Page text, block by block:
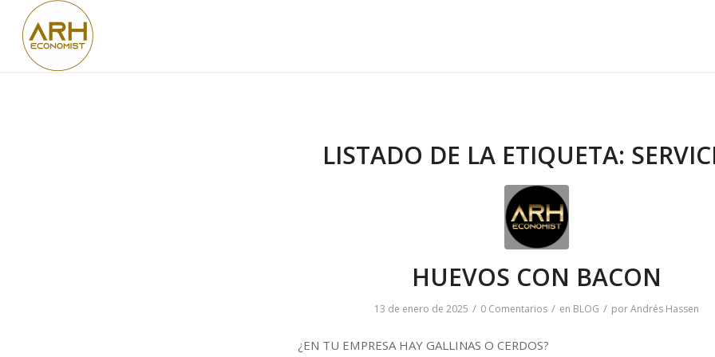
LISTADO DE LA ETIQUETA:
HUEVOS CON BACON
13 de enero de 2025 / 0 Comentarios / en BLOG / porAndrés Hassen
¿EN TU EMPRESA HAY GALLINAS O CERDOS?